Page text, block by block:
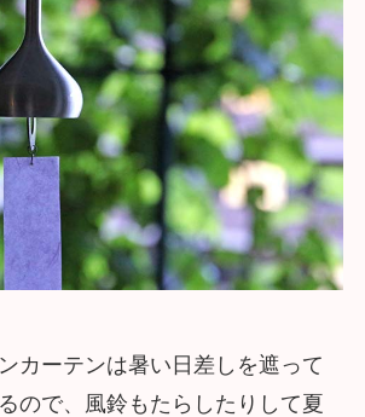
カーテンは暑い日差しを遮って
ので、風鈴もたらしたりして夏